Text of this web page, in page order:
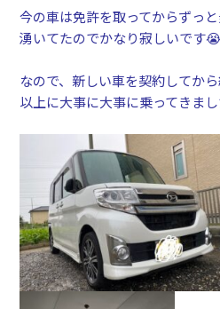
今の車は免許を取ってからずっ
湧いてたのでかなり寂しいです😭
なので、新しい車を契約してか
以上に大事に大事に乗ってきまし